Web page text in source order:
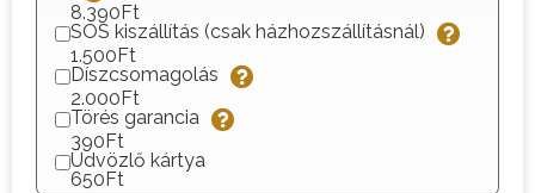
8.390Ft
SOS kiszállítás (csak házhozszállításnál)
1.500Ft
Díszcsomagolás
2.000Ft
Törés garancia
390Ft
Üdvözlő kártya
650Ft